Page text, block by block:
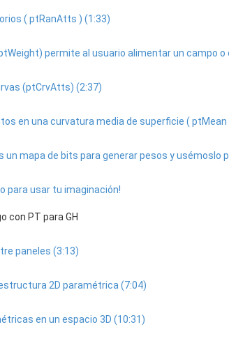
( ptRanAtts ) (1:33)
permite al usuario alimentar un campo
(ptCrvAtts) (2:37)
en una curvatura media de superficie ( ptMean
un mapa de bits para generar pesos y
para usar tu imaginación!
con PT para GH
paneles (3:13)
2D paramétrica (7:04)
en un espacio 3D (10:31)